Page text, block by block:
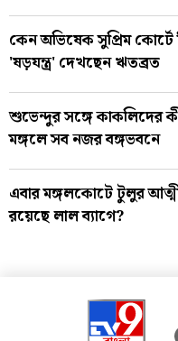
কেন অভিষেক সুপ্রিম
'ষড়যন্ত্র' দেখছেন ঋতব্রত
শুভেন্দুর সঙ্গে কাকলিদের
মঙ্গলে সব নজর বঙ্গভবনে
এবার মঙ্গলকোটে টুলুর
রয়েছে লাল ব্যাগে?